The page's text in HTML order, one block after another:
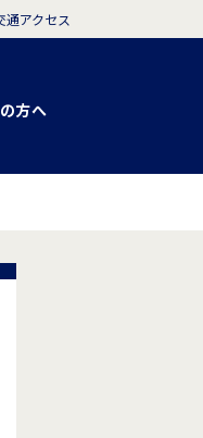
方へ
通アクセス